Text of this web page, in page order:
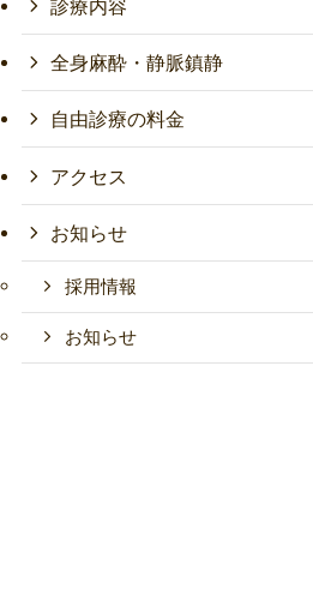
診療内容
全身麻酔・静脈鎮静
自由診療の料金
アクセス
お知らせ
採用情報
お知らせ